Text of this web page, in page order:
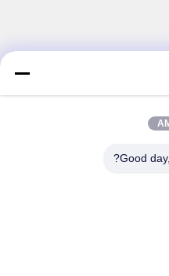
خصومات وأكثر.
Good